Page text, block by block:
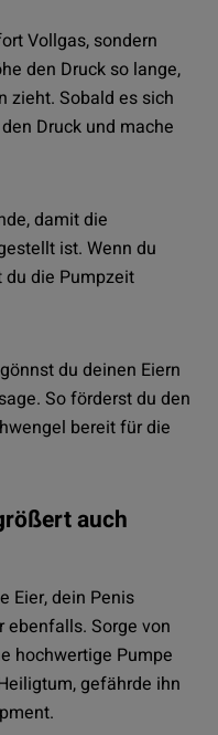
Vollgas, sondern
den Druck so lange,
zieht. Sobald es sich
Druck und mache
damit die
ist. Wenn du
du die Pumpzeit
du deinen Eiern
So förderst du den
bereit für die
auch
Eier, dein Penis
ebenfalls. Sorge von
hochwertige Pumpe
gefährde ihn